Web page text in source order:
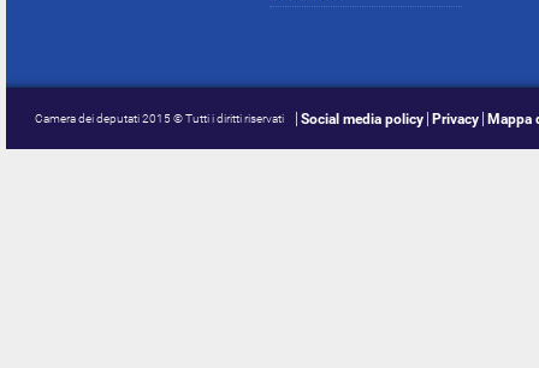
Camera dei deputati 2015 © Tutti i diritti riservati Social media policy Privacy Mappa